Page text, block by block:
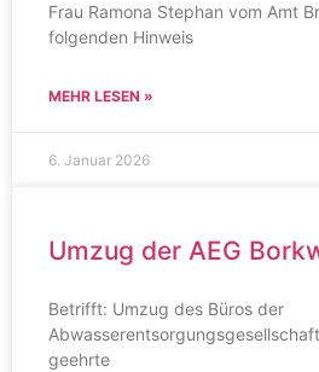
Frau Ramona Stephan vom Amt
folgenden Hinweis
MEHR LESEN »
6. Januar 2026
Umzug der AEG
Betrifft: Umzug des Büros der
geehrte